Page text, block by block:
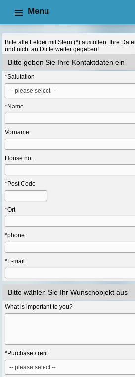
Menu
search request
Bitte alle Felder mit Stern (*) ausfüllen. Ihre
und nicht an Dritte weiter gegeben!
Bitte geben Sie Ihre Kontaktdaten ein
*Salutation
*Name
Vorname
House no.
*Post Code
*Ort
*phone
*E-mail
Bitte wählen Sie Ihr Wunschobjekt aus
What is important to you?
*Purchase / rent